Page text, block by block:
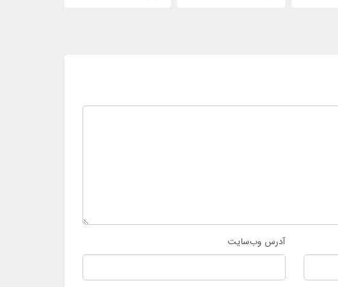
آدرس وب‌سایت